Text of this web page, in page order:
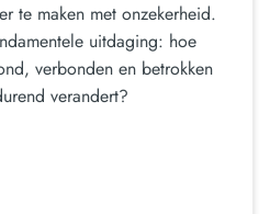
te maken met onzekerheid.
uitdaging: hoe
verbonden en betrokken
verandert?